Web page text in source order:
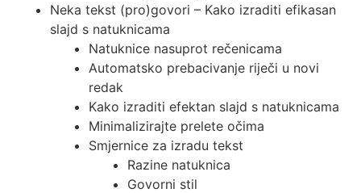
Neka tekst (pro)govori – Kako izraditi efikasan
slajd s natuknicama
Natuknice nasuprot rečenicama
Automatsko prebacivanje riječi u novi
redak
Kako izraditi efektan slajd s natuknicama
Minimalizirajte prelete očima
Smjernice za izradu tekst
Razine natuknica
Govorni stil